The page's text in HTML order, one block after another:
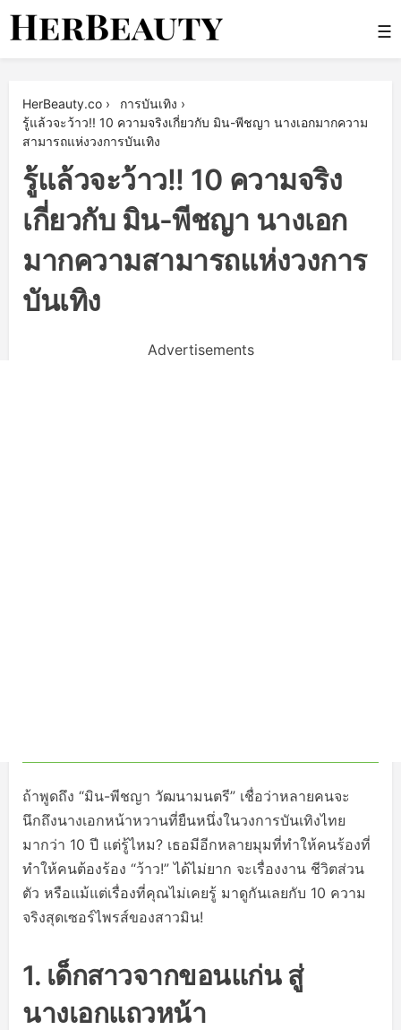
Skip
☰
HerBeauty.co › การบันเทิง ›
รู้แล้วจะว้าว!! 10 ความจริงเกี่ยวกับ มิน-พีชญา นางเอกมากความ
สามารถแห่งวงการบันเทิง
รู้แล้วจะว้าว!! 10 ความจริง
เกี่ยวกับ มิน-พีชญา นางเอก
มากความสามารถแห่งวงการ
บันเทิง
Advertisements
ถ้าพูดถึง “มิน-พีชญา วัฒนามนตรี” เชื่อว่าหลายคนจะ
นึกถึงนางเอกหน้าหวานที่ยืนหนึ่งในวงการบันเทิงไทย
มากว่า 10 ปี แต่รู้ไหม? เธอมีอีกหลายมุมที่ทำให้คนร้องที่
ทำให้คนต้องร้อง “ว้าว!” ได้ไม่ยาก จะเรื่องงาน ชีวิตส่วน
ตัว หรือแม้แต่เรื่องที่คุณไม่เคยรู้ มาดูกันเลยกับ 10 ความ
จริงสุดเซอร์ไพรส์ของสาวมิน!
1. เด็กสาวจากขอนแก่น สู่
นางเอกแถวหน้า